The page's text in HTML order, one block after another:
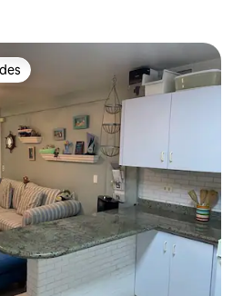
dos hóspedes